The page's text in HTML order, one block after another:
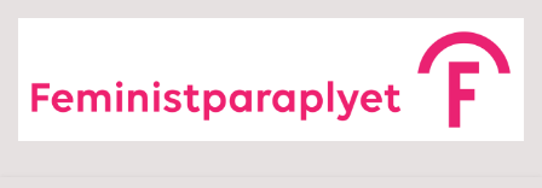
Skip
content